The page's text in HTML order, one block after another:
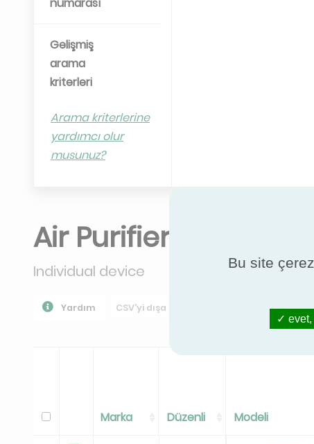
Gelişmiş
arama
kriterleri
Arama kriterlerine
yardımcı olur
musunuz?
Air Purifiers NF
Individual device
Yardım CSV'yi dışa aktar
Tüm
Marka Düzenli Modeli
Bu site